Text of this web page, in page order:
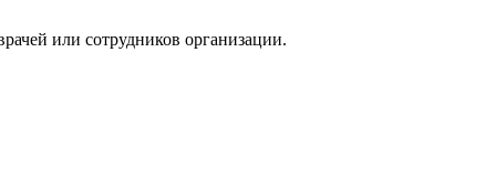
или сотрудников организации.